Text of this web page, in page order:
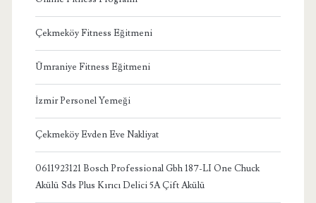
Çekmeköy Fitness Eğitmeni
Ümraniye Fitness Eğitmeni
İzmir Personel Yemeği
Çekmeköy Evden Eve Nakliyat
0611923121 Bosch Professional Gbh 187-LI One Chuck
Akülü Sds Plus Kırıcı Delici 5A Çift Akülü